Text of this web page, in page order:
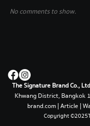
No comments to show.
The Signature Brand Co.,
Khwang District, Bangkok
brand.com|Article |
Copyright ©2025